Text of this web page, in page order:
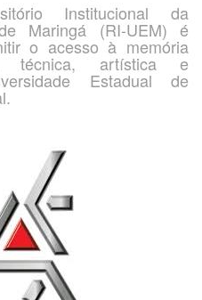
Institucional da
Maringá (RI-UEM) é
o acesso à memória
técnica, artística e
Estadual de